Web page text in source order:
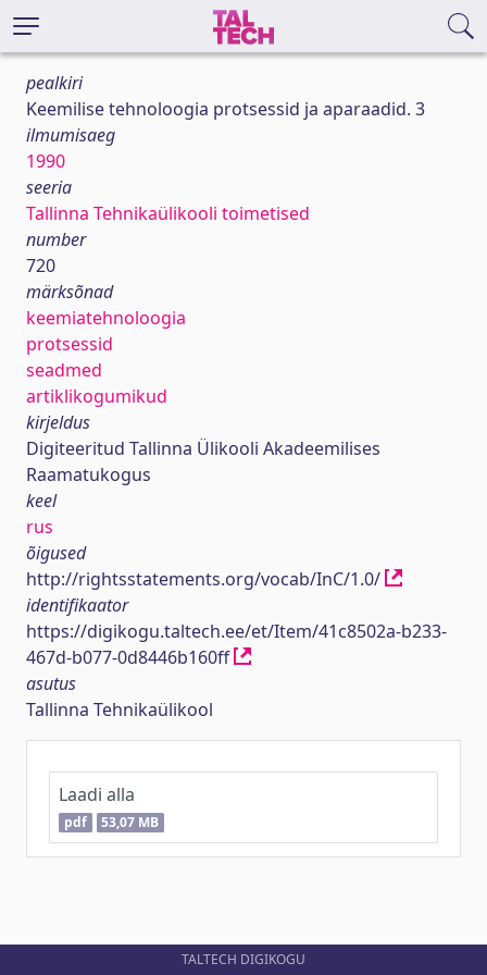
pealkiri
Keemilise tehnoloogia protsessid ja aparaadid. 3
ilmumisaeg
1990
seeria
Tallinna Tehnikaülikooli toimetised
number
720
märksõnad
keemiatehnoloogia
protsessid
seadmed
artiklikogumikud
kirjeldus
Digiteeritud Tallinna Ülikooli Akadeemilises
Raamatukogus
keel
rus
õigused
http://rightsstatements.org/vocab/InC/1.0/
identifikaator
https://digikogu.taltech.ee/et/Item/41c8502a-b233-
467d-b077-0d8446b160ff
asutus
Tallinna Tehnikaülikool
Laadi alla
pdf 53,07 MB
TALTECH DIGIKOGU